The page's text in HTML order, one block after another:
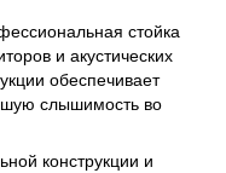
стойка
и акустических
обеспечивает
слышимость во
конструкции и